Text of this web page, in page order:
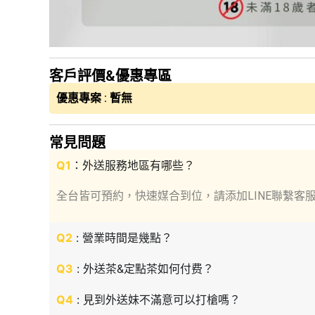
客戶評價&優惠專區
優惠專案 : 暫無
常見問題
Q1 ：外送服務地區有哪些？
全台皆可預約，快速媒合到位，請添加LINE聯繫客
Q2: 營業時間是幾點？
Q3 : 外送茶&定點茶如何付费？
Q4: 見到外送妹不滿意可以打槍嗎？